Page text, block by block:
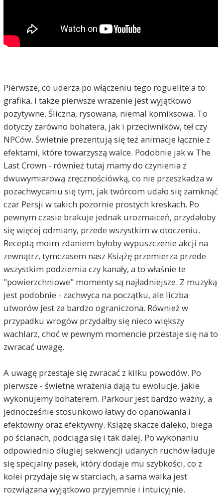
Pierwsze, co uderza po włączeniu tego roguelite'a to
grafika. I także pierwsze wrażenie jest wyjątkowo
pozytywne. Śliczna, rysowana, niemal komiksowa. To
dotyczy zarówno bohatera, jak i przeciwników, teł czy
NPCów. Świetnie prezentują się też animacje łącznie z
efektami, które towarzyszą walce. Podobnie jak w The
Last Crown - również tutaj mamy do czynienia z
dwuwymiarową zręcznościówką, co nie przeszkadza w
pozachwycaniu się tym, jak twórcom udało się zamknąć
czar Persji w takich pozornie prostych kreskach. Po
pewnym czasie brakuje jednak urozmaiceń, przydałoby
się więcej odmiany, przede wszystkim w otoczeniu.
Receptą moim zdaniem byłoby wypuszczenie akcji na
zewnątrz, tymczasem nasz Książę przemierza przede
wszystkim podziemia czy kanały, a to właśnie te
"powierzchniowe" momenty są najładniejsze. Z muzyką
jest podobnie - zachwyca na początku, ale liczba
utworów jest za bardzo ograniczona. Również w
przypadku wrogów przydałby się nieco większy
wachlarz, choć w pewnym momencie przestaje się na to
zwracać uwagę.
A uwagę przestaje się zwracać z kilku powodów. Po
pierwsze - świetne wrażenia dają tu ewolucje, jakie
wykonujemy bohaterem. Parkour jest bardzo ważny, a
jednocześnie stosunkowo łatwy do opanowania i
efektowny oraz efektywny. Książę skacze daleko, biega
po ścianach, podciąga się i tak dalej. Po wykonaniu
odpowiednio długiej sekwencji udanych ruchów ładuje
się specjalny pasek, który dodaje mu szybkości, co z
kolei przydaje się w starciach, a sama walka jest
rozwiązana wyjątkowo przyjemnie i intuicyjnie.